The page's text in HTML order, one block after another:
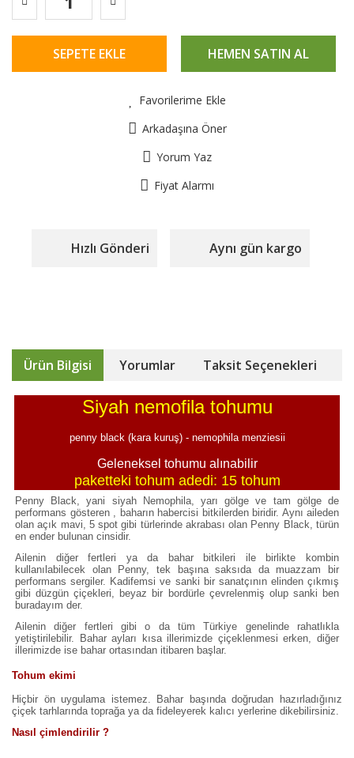
SEPETE EKLE HEMEN SATIN AL
Favorilerime Ekle
Arkadaşına Öner
Yorum Yaz
Fiyat Alarmı
Hızlı Gönderi Aynı gün kargo
Ürün Bilgisi Yorumlar Taksit Seçenekleri
Siyah nemofila tohumu
penny black (kara kuruş) - nemophila menziesii
Geleneksel tohumu alınabilir
paketteki tohum adedi: 15 tohum
Penny Black, yani siyah Nemophila, yarı gölge ve tam gölge de
performans gösteren , baharın habercisi bitkilerden biridir. Aynı aileden
olan açık mavi, 5 spot gibi türlerinde akrabası olan Penny Black, türün
en ender bulunan cinsidir.
Ailenin diğer fertleri ya da bahar bitkileri ile birlikte kombin
kullanılabilecek olan Penny, tek başına saksıda da muazzam bir
performans sergiler. Kadifemsi ve sanki bir sanatçının elinden çıkmış
gibi düzgün çiçekleri, beyaz bir bordürle çevrelenmiş olup sanki ben
buradayım der.
Ailenin diğer fertleri gibi o da tüm Türkiye genelinde rahatlıkla
yetiştirilebilir. Bahar ayları kısa illerimizde çiçeklenmesi erken, diğer
illerimizde ise bahar ortasından itibaren başlar.
Tohum ekimi
Hiçbir ön uygulama istemez. Bahar başında doğrudan hazırladığınız
çiçek tarhlarında toprağa ya da fideleyerek kalıcı yerlerine dikebilirsiniz.
Nasıl çimlendirilir ?